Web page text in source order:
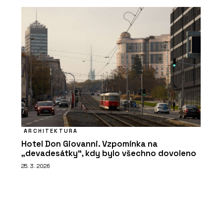
ARCHITEKTURA
Hotel Don Giovanni. Vzpomínka na
„devadesátky“, kdy bylo všechno dovoleno
25. 3. 2026